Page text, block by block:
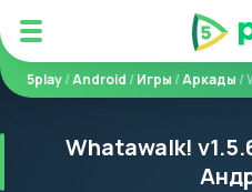
5play/Android /Игры /Аркады /
Whatawalk!